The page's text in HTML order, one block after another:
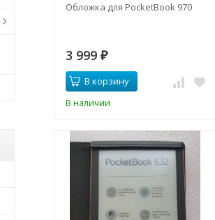
Обложка для PocketBook 970
3 999 ₽
В корзину
В наличии